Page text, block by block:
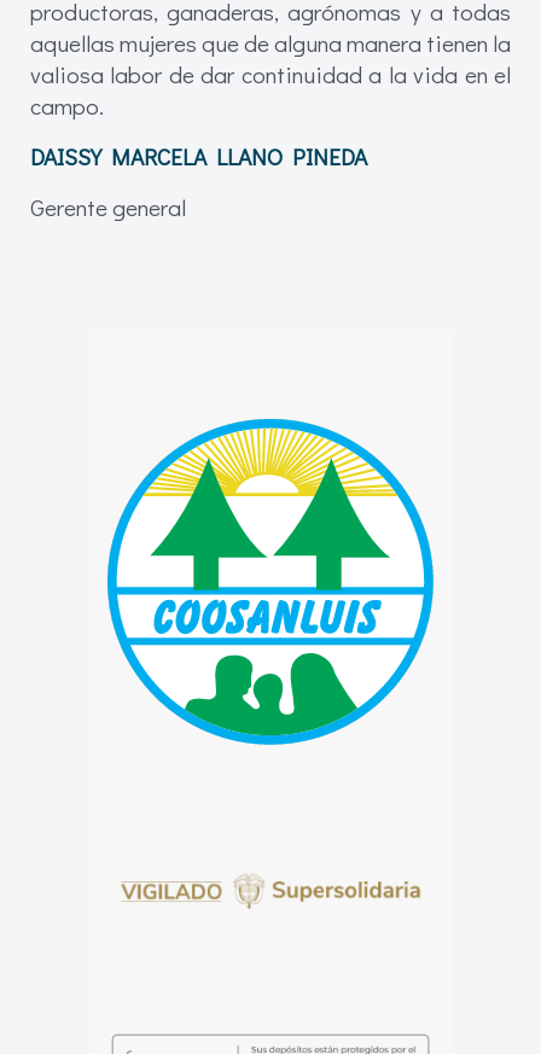
productoras, ganaderas, agrónomas y a todas
aquellas mujeres que de alguna manera tienen la
valiosa labor de dar continuidad a la vida en el
campo.
DAISSY MARCELA LLANO PINEDA
Gerente general